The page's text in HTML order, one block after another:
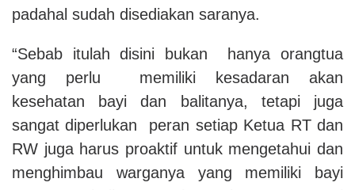
padahal sudah disediakan saranya.
“Sebab itulah disini bukan hanya orangtua
yang perlu memiliki kesadaran akan
kesehatan bayi dan balitanya, tetapi juga
sangat diperlukan peran setiap Ketua RT dan
RW juga harus proaktif untuk mengetahui dan
menghimbau warganya yang memiliki bayi